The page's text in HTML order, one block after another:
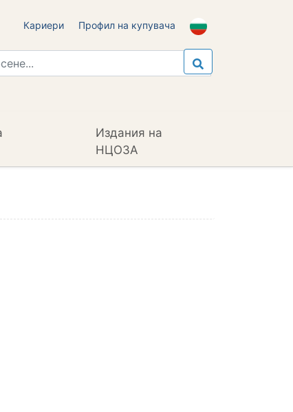
Кариери Профил на купувача
Издания на
НЦОЗА